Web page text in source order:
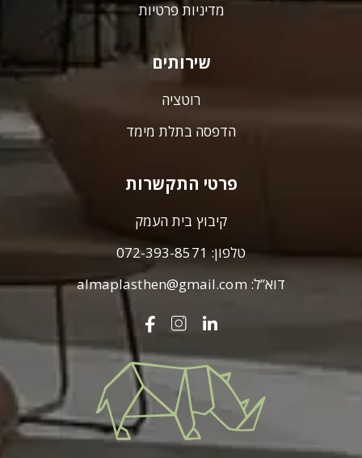
מדיניות פרטיות
שירותים
רוטציה
הדפסה בתלת מימד
פרטי התקשרות
קיבוץ בית העמק
טלפון: 072-393-8571
דוא”ל:almaplasthen@gmail.com
פלסט